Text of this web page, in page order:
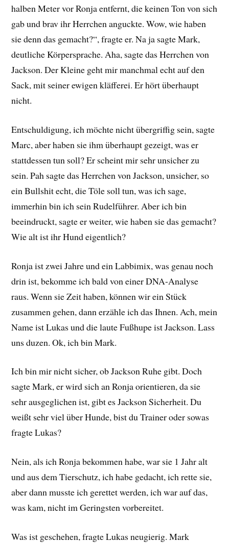
halben Meter vor Ronja entfernt, die keinen Ton von sich
gab und brav ihr Herrchen anguckte. Wow, wie haben
sie denn das gemacht?“, fragte er. Na ja sagte Mark,
deutliche Körpersprache. Aha, sagte das Herrchen von
Jackson. Der Kleine geht mir manchmal echt auf den
Sack, mit seiner ewigen kläfferei. Er hört überhaupt
nicht.
Entschuldigung, ich möchte nicht übergriffig sein, sagte
Marc, aber haben sie ihm überhaupt gezeigt, was er
stattdessen tun soll? Er scheint mir sehr unsicher zu
sein. Pah sagte das Herrchen von Jackson, unsicher, so
ein Bullshit echt, die Töle soll tun, was ich sage,
immerhin bin ich sein Rudelführer. Aber ich bin
beeindruckt, sagte er weiter, wie haben sie das gemacht?
Wie alt ist ihr Hund eigentlich?
Ronja ist zwei Jahre und ein Labbimix, was genau noch
drin ist, bekomme ich bald von einer DNA-Analyse
raus. Wenn sie Zeit haben, können wir ein Stück
zusammen gehen, dann erzähle ich das Ihnen. Ach, mein
Name ist Lukas und die laute Fußhupe ist Jackson. Lass
uns duzen. Ok, ich bin Mark.
Ich bin mir nicht sicher, ob Jackson Ruhe gibt. Doch
sagte Mark, er wird sich an Ronja orientieren, da sie
sehr ausgeglichen ist, gibt es Jackson Sicherheit. Du
weißt sehr viel über Hunde, bist du Trainer oder sowas
fragte Lukas?
Nein, als ich Ronja bekommen habe, war sie 1 Jahr alt
und aus dem Tierschutz, ich habe gedacht, ich rette sie,
aber dann musste ich gerettet werden, ich war auf das,
was kam, nicht im Geringsten vorbereitet.
Was ist geschehen, fragte Lukas neugierig. Mark